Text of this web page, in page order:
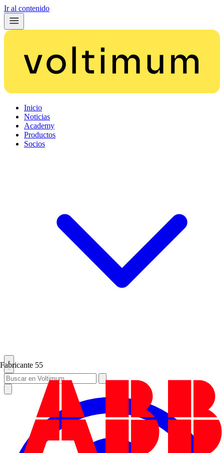
Ir al contenido
Inicio
Noticias
Academy
Productos
Socios
Fabricante 55